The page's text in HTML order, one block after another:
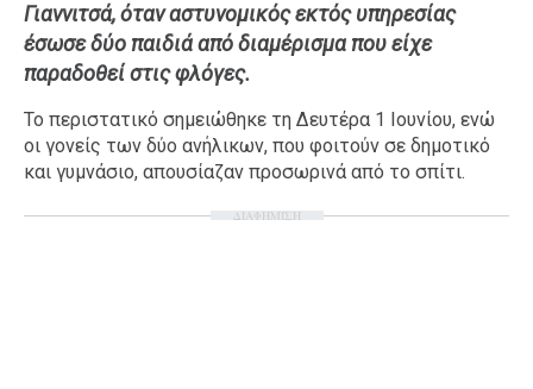
Food
Body+Mind
Ταξίδια
Style
Σχέσεις
Γιαννιτσά, όταν αστυνομικός εκτός υπηρεσίας
έσωσε δύο παιδιά από διαμέρισμα που είχε
παραδοθεί στις φλόγες.
Το περιστατικό σημειώθηκε τη Δευτέρα 1 Ιουνίου, ενώ
οι γονείς των δύο ανήλικων, που φοιτούν σε δημοτικό
και γυμνάσιο, απουσίαζαν προσωρινά από το σπίτι.
ΔΙΑΦΗΜΙΣΗ